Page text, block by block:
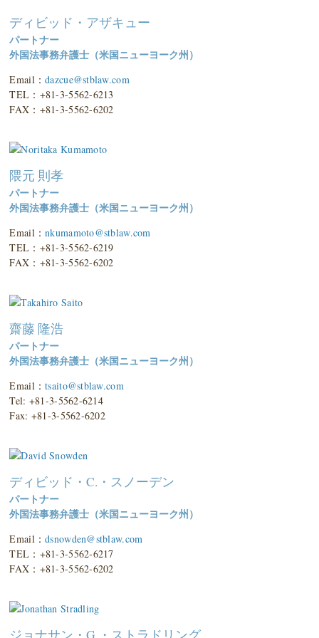
ディビッド・アザキュー
パートナー
外国法事務弁護士（米国ニューヨーク州）
Email：dazcue@stblaw.com
TEL：+81-3-5562-6213
FAX：+81-3-5562-6202
隈元 則孝
パートナー
外国法事務弁護士（米国ニューヨーク州）
Email：nkumamoto@stblaw.com
TEL：+81-3-5562-6219
FAX：+81-3-5562-6202
齋藤 隆浩
パートナー
外国法事務弁護士（米国ニューヨーク州）
Email：tsaito@stblaw.com
Tel: +81-3-5562-6214
Fax: +81-3-5562-6202
ディビッド・C.・スノーデン
パートナー
外国法事務弁護士（米国ニューヨーク州）
Email：dsnowden@stblaw.com
TEL：+81-3-5562-6217
FAX：+81-3-5562-6202
ジョナサン・G.・ストラドリング